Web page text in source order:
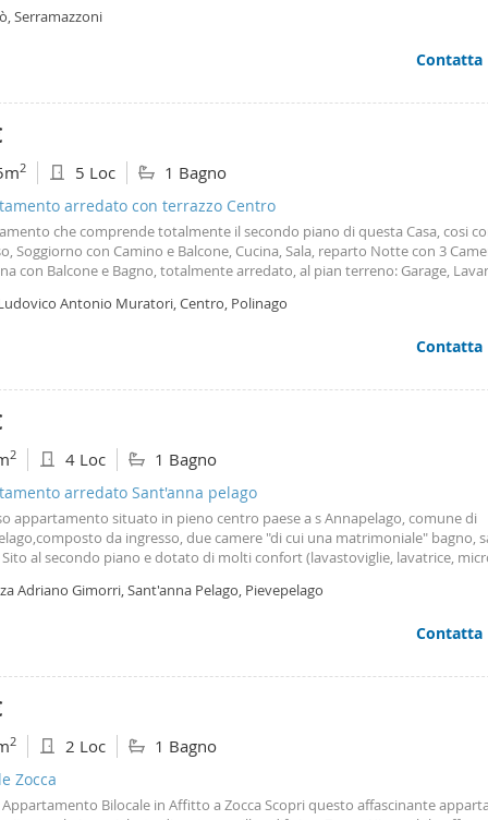
comoda, funzionale e inserita in un contesto tranquillo e ben curato.
periodo, ideale per esigenze temporanee di lavoro, studio o soggiorni
Serramazzoni
Contatta
2 5 Loc 1 Bagno
arredato con terrazzo Centro
che comprende totalmente il secondo piano di questa Casa, cosi
Soggiorno con Camino e Balcone, Cucina, Sala, reparto Notte con 3
con Balcone e Bagno, totalmente arredato, al pian terreno: Garage,
non accetto il Monoreddito. Disponibile da subito.
Antonio Muratori, Centro, Polinago
Contatta
2 4 Loc 1 Bagno
arredato Sant'anna pelago
appartamento situato in pieno centro paese a s Annapelago, comune di
da ingresso, due camere "di cui una matrimoniale" bagno,
Sito al secondo piano e dotato di molti confort (lavastoviglie, lavatrice,
Disponibile da subito Per info contattatemi, no perditempo
Adriano Gimorri, Sant'anna Pelago, Pievepelago
Contatta
2 2 Loc 1 Bagno
Zocca
Bilocale in Affitto a Zocca Scopri questo affascinante